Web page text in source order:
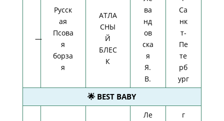
—
Русск
ая
Псова
я
борза
я
АТЛА
СНЫ
Й
БЛЕС
К
ва
нд
ов
ска
я
Я.
В.
Са
нк
т-
Пе
те
рб
ург
🌟 BEST BABY
Ле
г